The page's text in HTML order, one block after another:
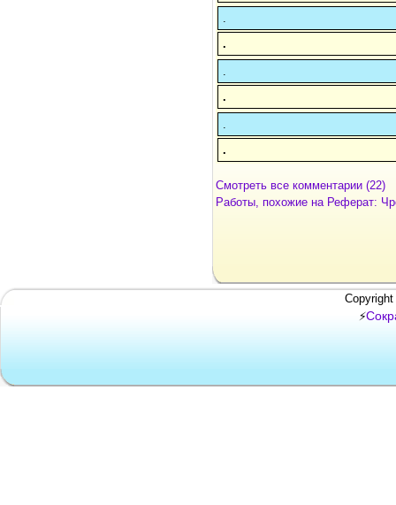
.
.
.
Смотреть все комментарии (22)
Работы, похожие на Реферат:
⚡